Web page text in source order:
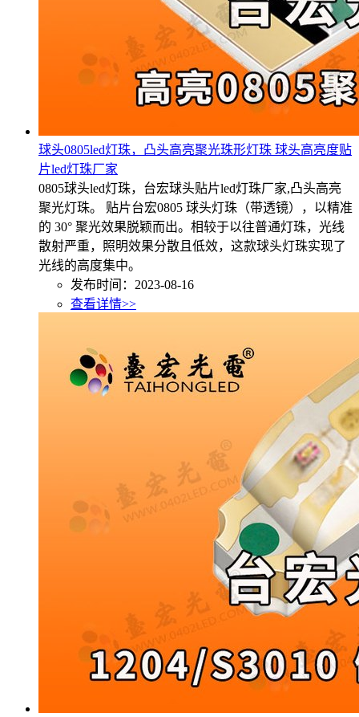
球头0805led灯珠，凸头高亮聚光珠形灯珠 球头高亮度贴
片led灯珠厂家
0805球头led灯珠，台宏球头贴片led灯珠厂家,凸头高亮
聚光灯珠。 贴片台宏0805 球头灯珠（带透镜），以精准
的 30° 聚光效果脱颖而出。相较于以往普通灯珠，光线
散射严重，照明效果分散且低效，这款球头灯珠实现了
光线的高度集中。
发布时间：2023-08-16
查看详情>>